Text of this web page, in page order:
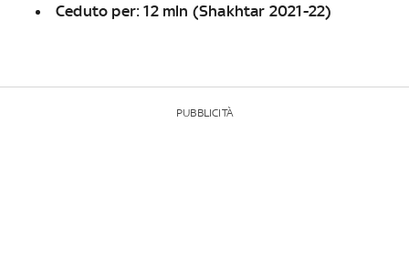
Ceduto per: 12 mln (Shakhtar 2021-22)
PUBBLICITÀ